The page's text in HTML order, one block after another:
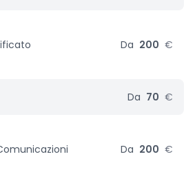
Da 200 €
Da 70 €
Da 200 €